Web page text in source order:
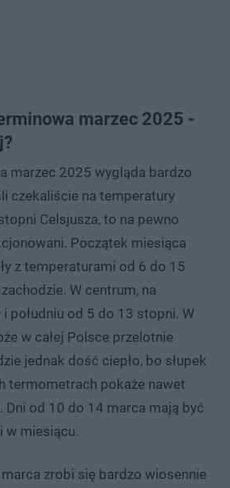
marzec 2025 -
marzec 2025 wygląda bardzo
czekaliście na temperatury
Celsjusza, to na pewno
Początek miesiąca
z temperaturami od 6 do 15
W centrum, na
południu od 5 do 13 stopni. W
w całej Polsce przelotnie
jednak dość ciepło, bo słupek
termometrach pokaże nawet
Dni od 10 do 14 marca mają być
w miesiącu.
zrobi się bardzo wiosennie